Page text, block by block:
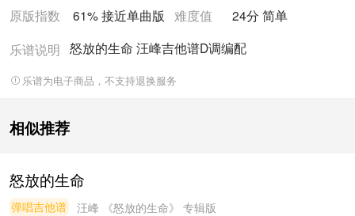
原版指数
61% 接近单曲版 难度值 24分 简单
乐谱说明 怒放的生命 汪峰吉他谱D调编配
乐谱为电子商品，不支持退换服务
相似推荐
怒放的生命
弹唱吉他谱 汪峰 《怒放的生命》 专辑版